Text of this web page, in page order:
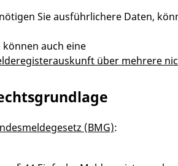
Sie ausführlichere Daten,
können auch eine
über mehrere
(BMG):